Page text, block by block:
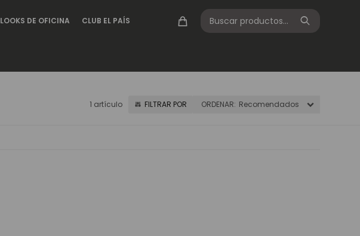
LOOKS DE OFICINA CLUB EL PAÍS
1 artículo Recomendados